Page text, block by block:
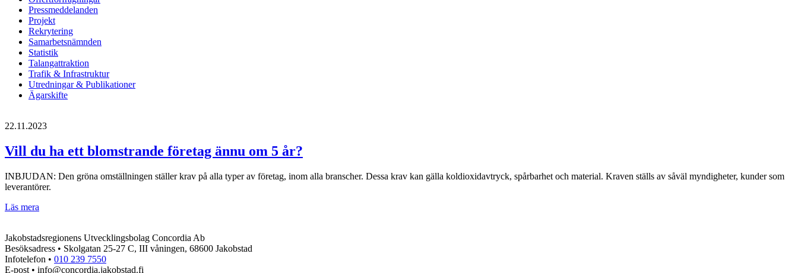
Pressmeddelanden
Projekt
Rekrytering
Samarbetsnämnden
Statistik
Talangattraktion
Trafik & Infrastruktur
Utredningar & Publikationer
Ägarskifte
22.11.2023
Vill du ha ett blomstrande företag ännu om 5 år?
INBJUDAN: Den gröna omställningen ställer krav på alla typer av företag, inom alla branscher. Dessa krav kan gälla koldioxidavtryck, spårbarhet och material. Kraven ställs av såväl myndigheter, kunder som
leverantörer.
Läs mera
ett
blomstrande
företag
ännu
Jakobstadsregionens Utvecklingsbolag Concordia Ab
Besöksadress • Skolgatan 25-27 C, III våningen, 68600 Jakobstad
Infotelefon • 010 239 7550
E-post • info@concordia.jakobstad.fi